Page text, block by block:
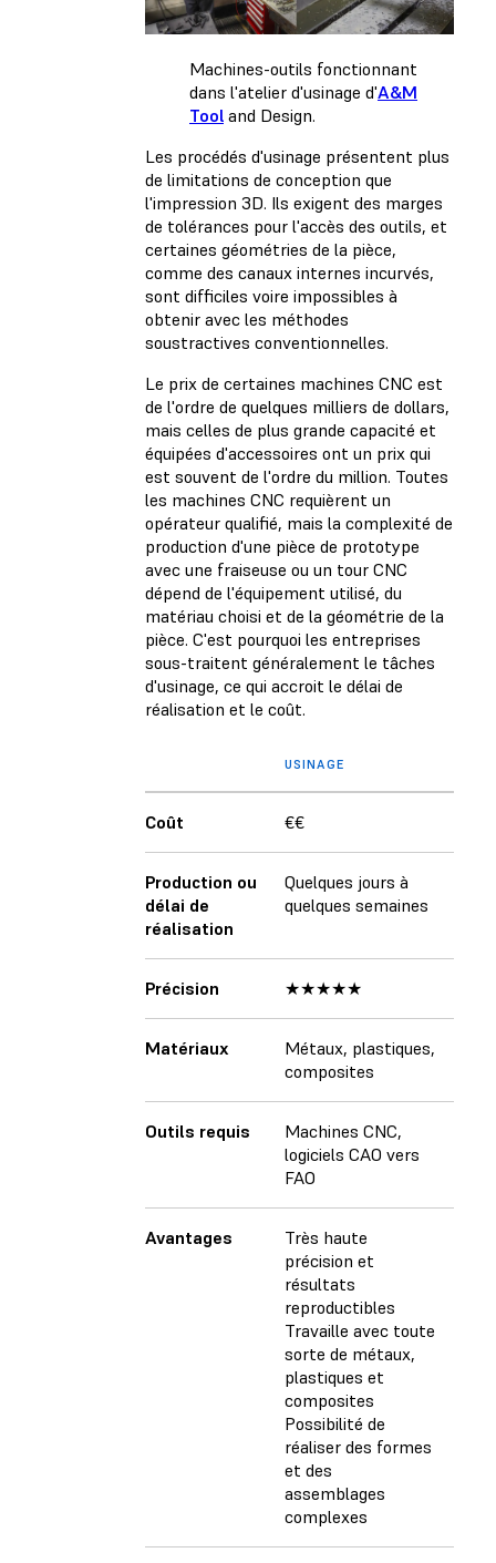
Machines-outils fonctionnant
dans l'atelier d'usinage d'A&M
Tool and Design.
Les procédés d'usinage présentent plus
de limitations de conception que
l'impression 3D. Ils exigent des marges
de tolérances pour l'accès des outils, et
certaines géométries de la pièce,
comme des canaux internes incurvés,
sont difficiles voire impossibles à
obtenir avec les méthodes
soustractives conventionnelles.
Le prix de certaines machines CNC est
de l'ordre de quelques milliers de dollars,
mais celles de plus grande capacité et
équipées d'accessoires ont un prix qui
est souvent de l'ordre du million. Toutes
les machines CNC requièrent un
opérateur qualifié, mais la complexité de
production d'une pièce de prototype
avec une fraiseuse ou un tour CNC
dépend de l'équipement utilisé, du
matériau choisi et de la géométrie de la
pièce. C'est pourquoi les entreprises
sous-traitent généralement le tâches
d'usinage, ce qui accroit le délai de
réalisation et le coût.
USINAGE
Coût €€
Production ou
délai de
réalisation
Quelques jours à
quelques semaines
Précision ★★★★★
Matériaux
Métaux, plastiques,
composites
Outils requis
Machines CNC,
logiciels CAO vers
FAO
Avantages
Très haute
précision et
résultats
reproductibles
Travaille avec toute
sorte de métaux,
plastiques et
composites
Possibilité de
réaliser des formes
et des
assemblages
complexes